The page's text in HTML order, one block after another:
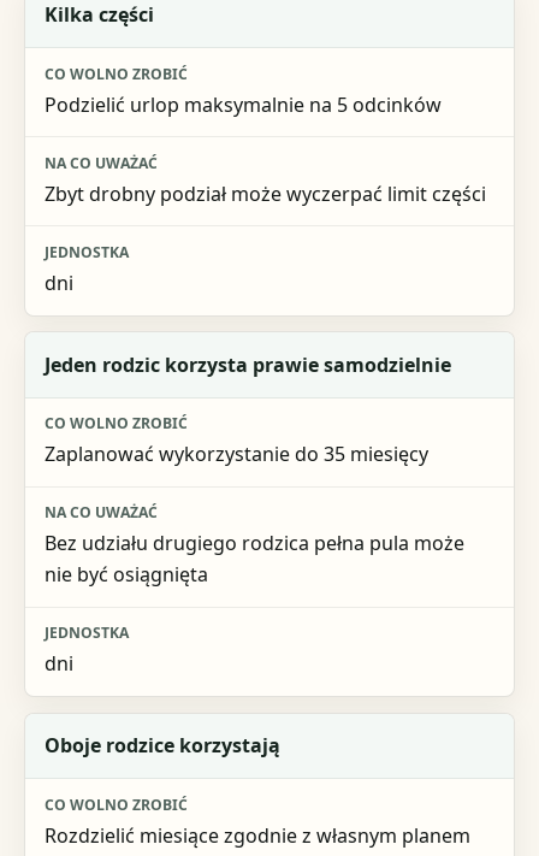
Kilka części
Podzielić urlop maksymalnie na 5 odcinków
Zbyt drobny podział może wyczerpać limit części
dni
Jeden rodzic korzysta prawie samodzielnie
Zaplanować wykorzystanie do 35 miesięcy
Bez udziału drugiego rodzica pełna pula może
nie być osiągnięta
dni
Oboje rodzice korzystają
Rozdzielić miesiące zgodnie z własnym planem